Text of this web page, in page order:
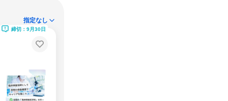
指定なし
締切：9月30日